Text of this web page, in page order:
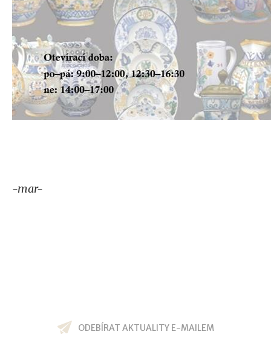
-mar-
ODEBÍRAT AKTUALITY E-MAILEM